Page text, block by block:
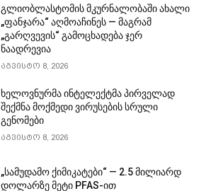
გლიობლასტომის მკურნალობაში ახალი
„ფანჯარა“ აღმოაჩინეს — მაგრამ
„გარღვევის“ გამოცხადება ჯერ
ნაადრევია
აგვისტო 8, 2026
ხელოვნურმა ინტელექტმა პირველად
შექმნა მოქმედი ვირუსების სრული
გენომები
აგვისტო 8, 2026
„სამუდამო ქიმიკატები“ — 2.5 მილიარდ
დოლარზე მეტი PFAS-ით